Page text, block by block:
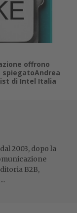
offrono
spiegatoAndrea
di Intel Italia
2003, dopo la
B2B,